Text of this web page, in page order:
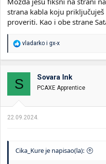
strana kabla koju
proveriti. Kao i obe strane
R
a
o
v
a
n
:
vladarko i gx-x
S Sovara Ink
PCAXE Apprentice
22.09.2024.
Cika_Kure je napisao(la):